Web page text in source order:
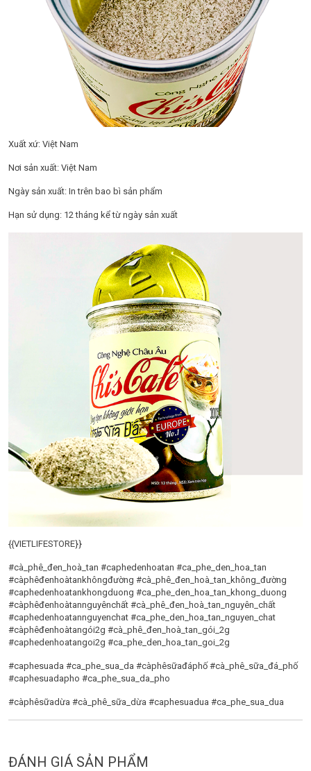
Xuất xứ: Việt Nam
Nơi sản xuất: Việt Nam
Ngày sản xuất: In trên bao bì sản phẩm
Hạn sử dụng: 12 tháng kể từ ngày sản xuất
{{VIETLIFESTORE}}
#cà_phê_đen_hoà_tan #caphedenhoatan #ca_phe_den_hoa_tan
#càphêđenhoàtankhôngđường #cà_phê_đen_hoà_tan_không_đường
#caphedenhoatankhongduong #ca_phe_den_hoa_tan_khong_duong
#càphêđenhoàtannguyênchất #cà_phê_đen_hoà_tan_nguyên_chất
#caphedenhoatannguyenchat #ca_phe_den_hoa_tan_nguyen_chat
#càphêđenhoàtangói2g #cà_phê_đen_hoà_tan_gói_2g
#caphedenhoatangoi2g #ca_phe_den_hoa_tan_goi_2g
#caphesuada #ca_phe_sua_da #càphêsữađáphố #cà_phê_sữa_đá_phố
#caphesuadapho #ca_phe_sua_da_pho
#càphêsữadừa #cà_phê_sữa_dừa #caphesuadua #ca_phe_sua_dua
ĐÁNH GIÁ SẢN PHẨM